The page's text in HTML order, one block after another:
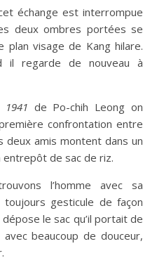
échange est interrompue
deux ombres portées se
plan visage de Kang hilare.
il regarde de nouveau à
1941 de Po-chih Leong on
confrontation entre
deux amis montent dans un
entrepôt de sac de riz.
l’homme avec sa
toujours gesticule de façon
le sac qu’il portait de
beaucoup de douceur,